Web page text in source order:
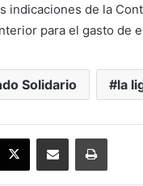
indicaciones de la
para el gasto de
Solidario la
X Compartir por correo electrónico